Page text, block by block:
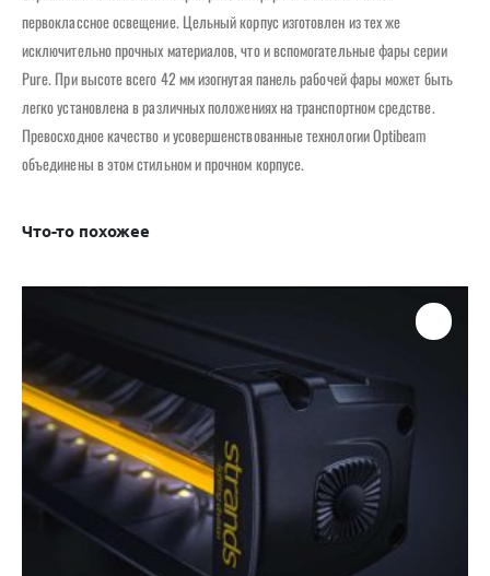
первоклассное освещение. Цельный корпус изготовлен из тех же
исключительно прочных материалов, что и вспомогательные фары серии
Pure. При высоте всего 42 мм изогнутая панель рабочей фары может быть
легко установлена ​​в различных положениях на транспортном средстве.
Превосходное качество и усовершенствованные технологии Optibeam
объединены в этом стильном и прочном корпусе.
Что-то похожее